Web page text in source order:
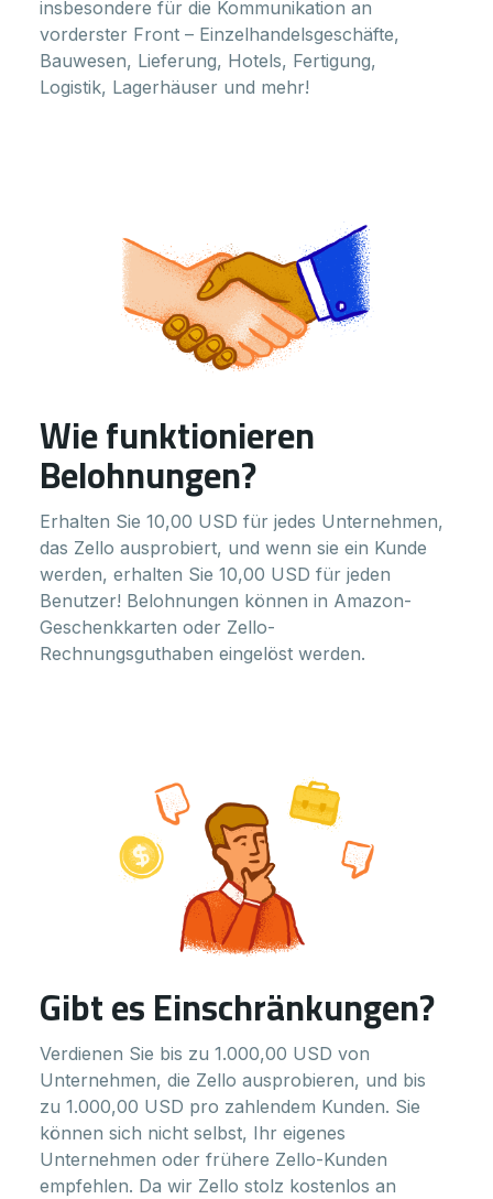
insbesondere für die Kommunikation an
vorderster Front – Einzelhandelsgeschäfte,
Bauwesen, Lieferung, Hotels, Fertigung,
Logistik, Lagerhäuser und mehr!
Wie funktionieren
Belohnungen?
Erhalten Sie 10,00 USD für jedes Unternehmen,
das Zello ausprobiert, und wenn sie ein Kunde
werden, erhalten Sie 10,00 USD für jeden
Benutzer! Belohnungen können in Amazon-
Geschenkkarten oder Zello-
Rechnungsguthaben eingelöst werden.
Gibt es Einschränkungen?
Verdienen Sie bis zu 1.000,00 USD von
Unternehmen, die Zello ausprobieren, und bis
zu 1.000,00 USD pro zahlendem Kunden. Sie
können sich nicht selbst, Ihr eigenes
Unternehmen oder frühere Zello-Kunden
empfehlen. Da wir Zello stolz kostenlos an